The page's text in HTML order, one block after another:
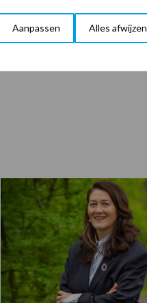
Aanpassen Alles afwijzen